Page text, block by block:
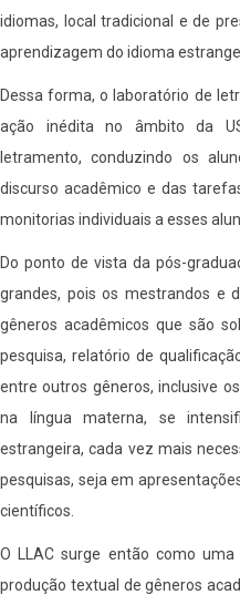
idiomas, local tradicional e de
aprendizagem do idioma
Dessa forma, o laboratório de
ação inédita no âmbito da
letramento, conduzindo os
discurso acadêmico e das
monitorias individuais a esses
Do ponto de vista da pós-
grandes, pois os mestrandos e
gêneros acadêmicos que são
pesquisa, relatório de
entre outros gêneros, inclusive
na língua materna, se
estrangeira, cada vez mais
pesquisas, seja em
científicos.
O LLAC surge então como
produção textual de gêneros